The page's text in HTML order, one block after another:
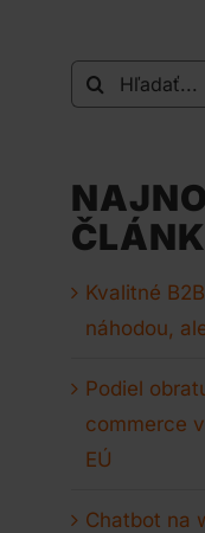
Hľadať:
Kvalitné
náhodou,
Podiel
commerce
EÚ
Chatbot na